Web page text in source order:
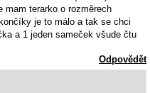
mam terarko o rozměrech
je to málo a tak se chci
a 1 jeden sameček všude čtu
Odpovědět